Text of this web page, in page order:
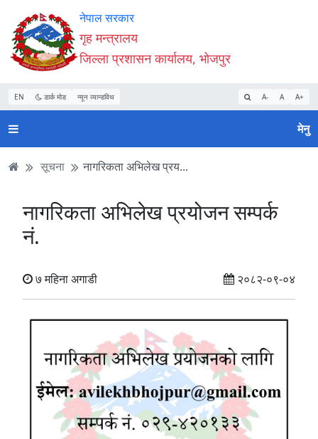
Accessibility
Mode
सुरु
गर्नुहोस्
सामाग्री
पढ्नुहाेस्
नेभिगेसन
पढ्नुहाेस्
वेबसाइट
खोजमा
जानुहोस्
नेपाल सरकार
गृह मन्त्रालय
जिल्ला प्रशासन कार्यालय, भोजपुर
EN डार्क मोड न्यून व्यान्डविथ A- A A+
मेनु
सूचना नागरिकता अभिलेख प्रय...
नागरिकता अभिलेख प्रयोजन सम्पर्क
नं.
७ महिना अगाडी २०८२-०९-०४